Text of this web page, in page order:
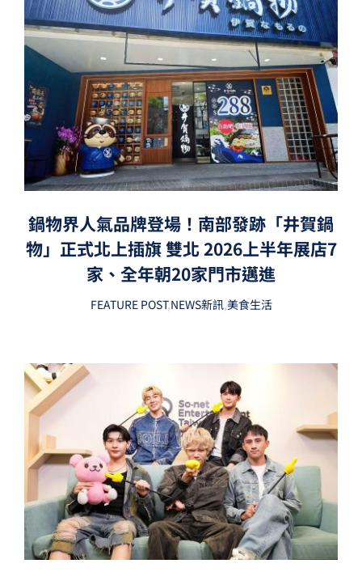
鍋物界人氣品牌登場！南部發跡「井賀鍋
物」正式北上插旗 雙北 2026上半年展店7
家、全年朝20家門市邁進
FEATURE POST,NEWS新訊,美食生活